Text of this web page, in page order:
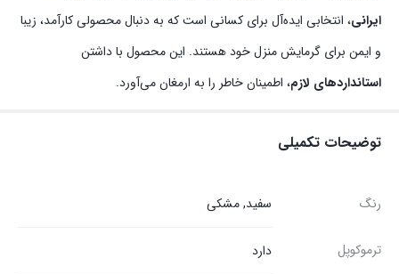
ایرانی، انتخابی ایده‌آل برای کسانی است که به دنبال محصولی کارآمد، زیبا
و ایمن برای گرمایش منزل خود هستند. این محصول با داشتن
استانداردهای لازم، اطمینان خاطر را به ارمغان می‌آورد.
توضیحات تکمیلی
رنگ سفید, مشکی
ترموکوپل دارد